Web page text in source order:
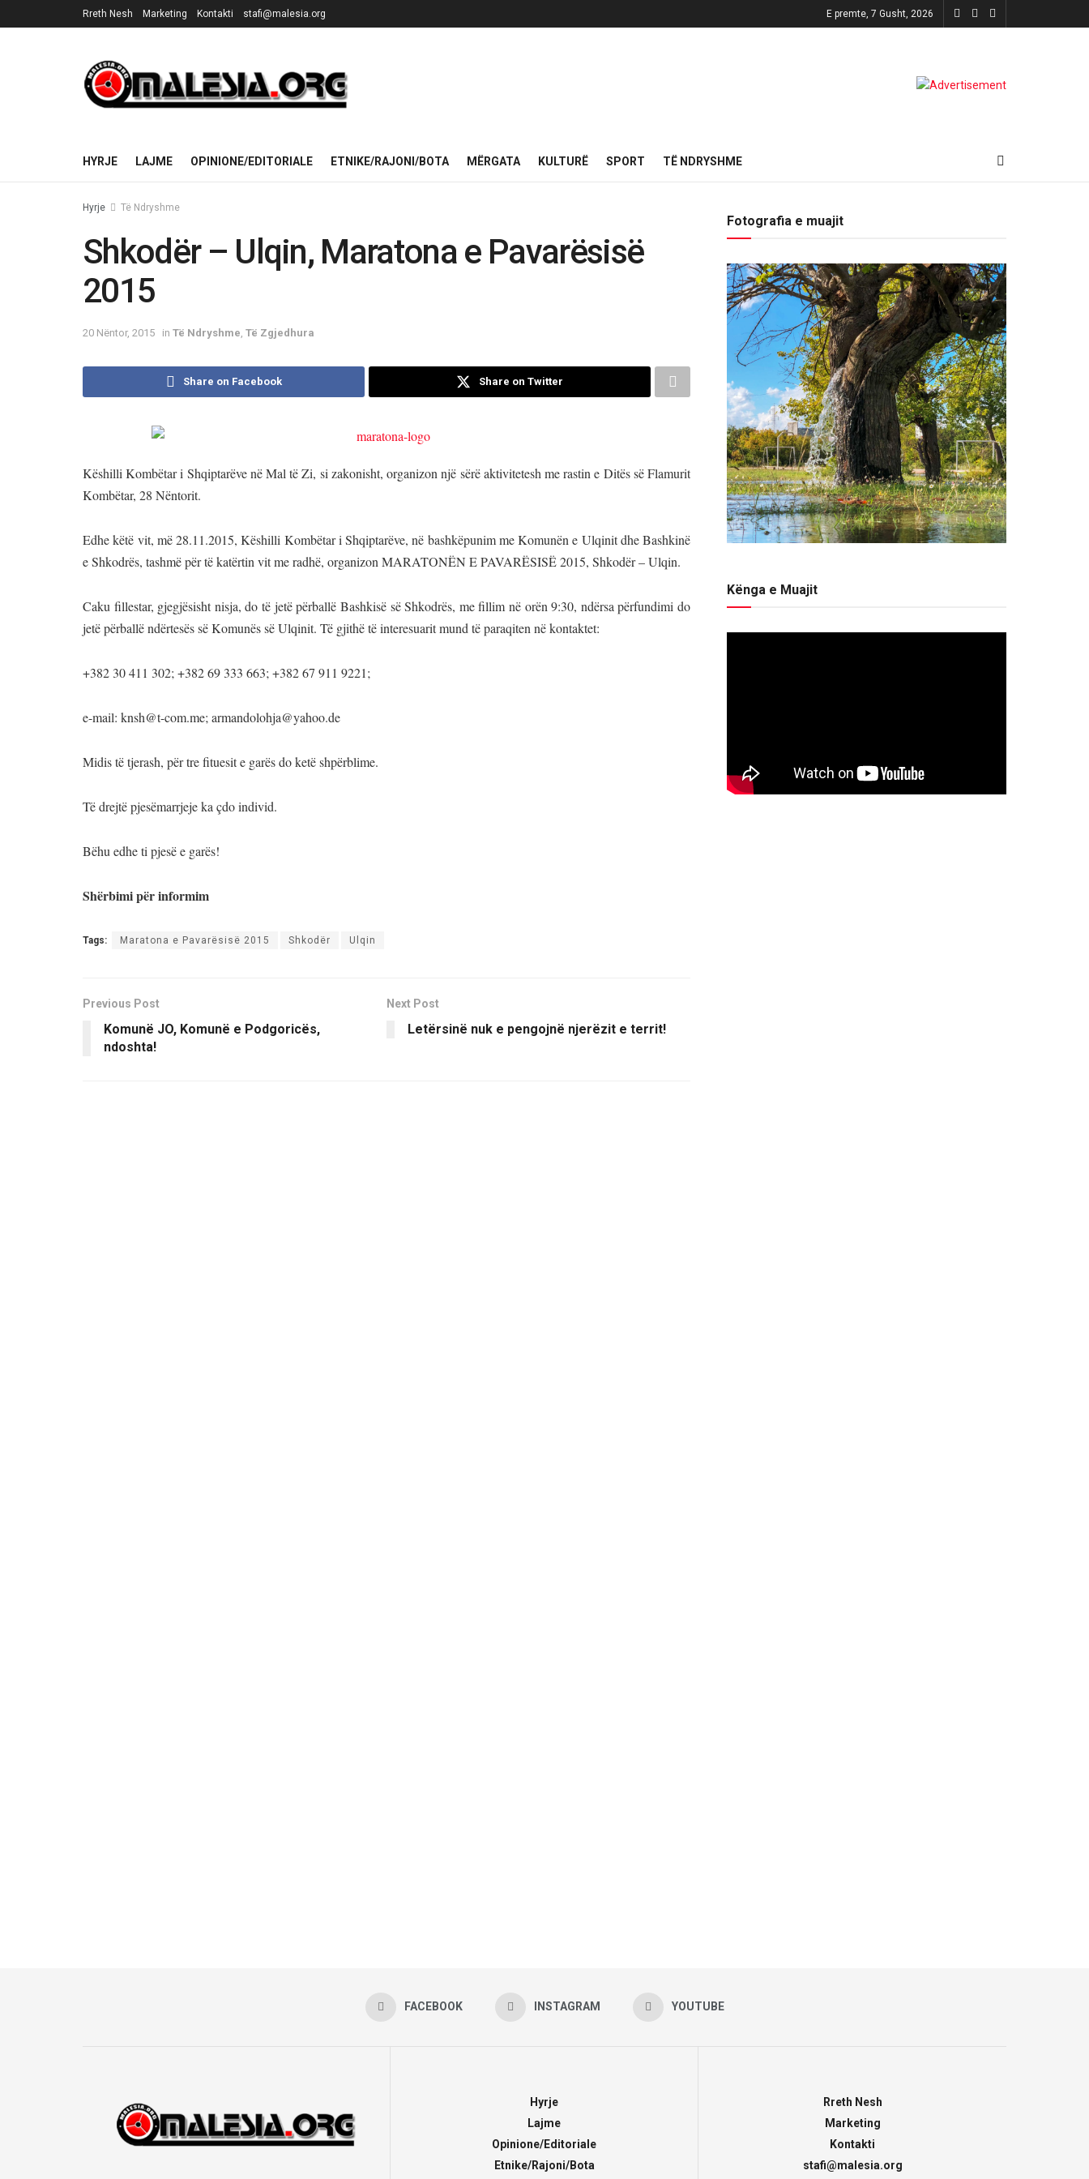
Rreth Nesh Marketing Kontakti stafi@malesia.org E premte, 7 Gusht, 2026
HYRJE LAJME OPINIONE/EDITORIALE ETNIKE/RAJONI/BOTA MËRGATA KULTURË SPORT TË NDRYSHME
Hyrje Të Ndryshme
Shkodër – Ulqin, Maratona e Pavarësisë
2015
20 Nëntor, 2015 in Të Ndryshme Të Zgjedhura
Share on Facebook Share on Twitter
Këshilli Kombëtar i Shqiptarëve në Mal të Zi, si zakonisht, organizon një sërë aktivitetesh me rastin e Ditës së Flamurit
Kombëtar, 28 Nëntorit.
Edhe këtë vit, më 28.11.2015, Këshilli Kombëtar i Shqiptarëve, në bashkëpunim me Komunën e Ulqinit dhe Bashkinë
e Shkodrës, tashmë për të katërtin vit me radhë, organizon MARATONËN E PAVARËSISË 2015, Shkodër – Ulqin.
Caku fillestar, gjegjësisht nisja, do të jetë përballë Bashkisë së Shkodrës, me fillim në orën 9:30, ndërsa përfundimi do
jetë përballë ndërtesës së Komunës së Ulqinit. Të gjithë të interesuarit mund të paraqiten në kontaktet:
+382 30 411 302; +382 69 333 663; +382 67 911 9221;
e-mail: knsh@t-com.me; armandolohja@yahoo.de
Midis të tjerash, për tre fituesit e garës do ketë shpërblime.
Të drejtë pjesëmarrjeje ka çdo individ.
Bëhu edhe ti pjesë e garës!
Shërbimi për informim
Tags: Maratona e Pavarësisë 2015 Shkodër Ulqin
Previous Post
Komunë JO, Komunë e Podgoricës,
ndoshta!
Next Post
Letërsinë nuk e pengojnë njerëzit e territ!
Fotografia e muajit
Kënga e Muajit
FACEBOOK INSTAGRAM YOUTUBE
Hyrje
Lajme
Opinione/Editoriale
Etnike/Rajoni/Bota
Rreth Nesh
Marketing
Kontakti
stafi@malesia.org